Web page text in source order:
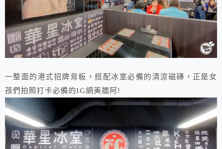
一整面的港式招牌背板，搭配冰室必備的清涼磁磚，正是女
孩們拍照打卡必備的IG網美牆阿!